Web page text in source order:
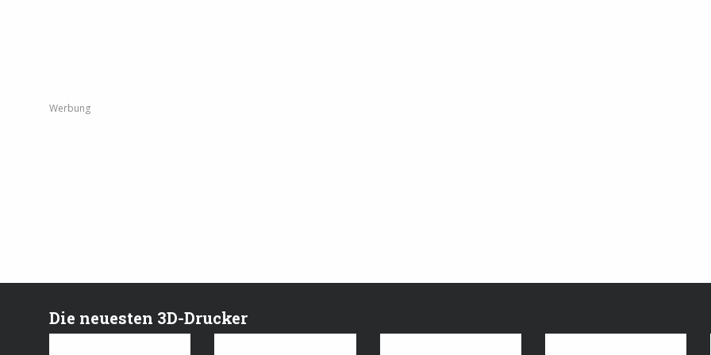
Werbung
Die neuesten 3D-Drucker